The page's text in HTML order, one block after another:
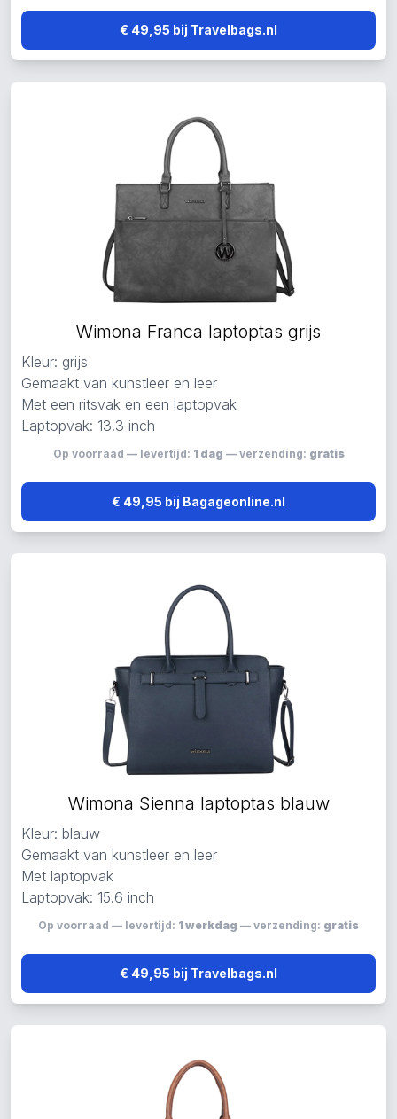
€ 49,95 bij Travelbags.nl
Wimona Franca laptoptas grijs
Kleur: grijs
Gemaakt van kunstleer en leer
Met een ritsvak en een laptopvak
Laptopvak: 13.3 inch
Op voorraad — levertijd: 1 dag — verzending: gratis
€ 49,95 bij Bagageonline.nl
Wimona Sienna laptoptas blauw
Kleur: blauw
Gemaakt van kunstleer en leer
Met laptopvak
Laptopvak: 15.6 inch
Op voorraad — levertijd: 1 werkdag — verzending: gratis
€ 49,95 bij Travelbags.nl